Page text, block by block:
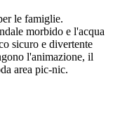
le famiglie.
morbido e l'acqua
sicuro e divertente
l'animazione, il
area pic-nic.